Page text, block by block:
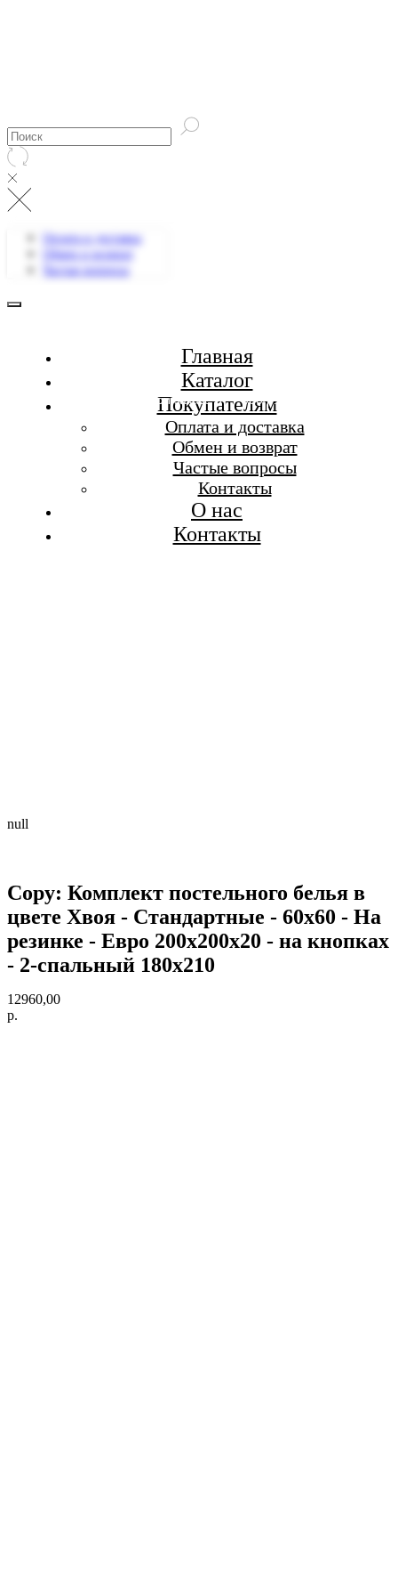
Бесплатная доставка при заказе от 7 000 р.
null
Оплата и доставка
Обмен и возврат
Частые вопросы
Главная
Каталог
Покупателям
Оплата и доставка
Обмен и возврат
Частые вопросы
Контакты
О нас
Контакты
Copy: Комплект постельного белья в
цвете Хвоя - Стандартные - 60х60 - На
резинке - Евро 200х200х20 - на кнопках
- 2-спальный 180х210
12960,00
р.